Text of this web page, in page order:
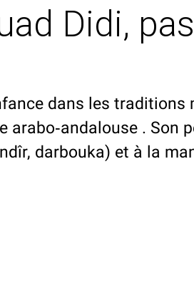
Didi,
dans les
. Son
darbouka) et à la